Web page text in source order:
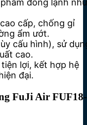
cấp, chống gỉ
ẩm ướt.
cấu hình), sử
cao.
lợi, kết hợp hệ
đại.
FuJi Air FUF18-